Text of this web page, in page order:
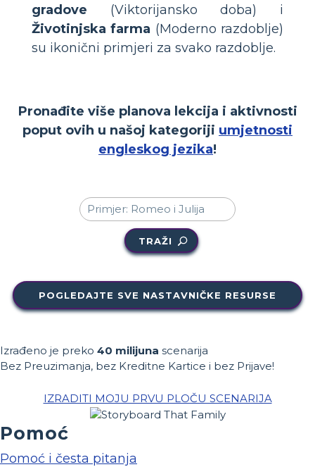
gradove (Viktorijansko doba) i
Životinjska farma (Moderno razdoblje)
su ikonični primjeri za svako razdoblje.
Pronađite više planova lekcija i aktivnosti
poput ovih u našoj kategoriji umjetnosti
engleskog jezika!
TRAŽI
POGLEDAJTE SVE NASTAVNIČKE RESURSE
Izrađeno je preko 40 milijuna scenarija
Bez Preuzimanja, bez Kreditne Kartice i bez Prijave!
IZRADITI MOJU PRVU PLOČU SCENARIJA
Pomoć
Pomoć i česta pitanja